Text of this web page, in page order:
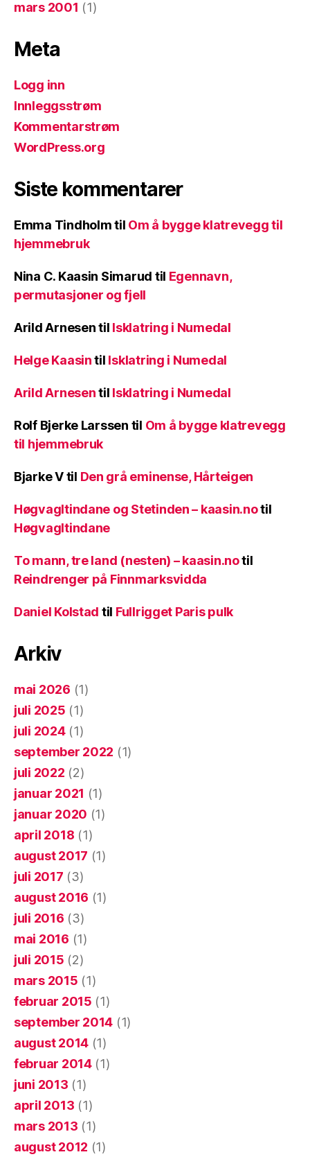
mars 2001 (1)
Meta
Logg inn
Innleggsstrøm
Kommentarstrøm
WordPress.org
Siste kommentarer
Emma Tindholmtil Om å bygge klatrevegg til
hjemmebruk
Nina C. Kaasin Simarud til Egennavn,
permutasjoner og fjell
Arild Arnesentil Isklatring i Numedal
Helge Kaasintil Isklatring i Numedal
Arild Arnesentil Isklatring i Numedal
Rolf Bjerke Larssen til Om å bygge klatrevegg
til hjemmebruk
Bjarke Vtil Den grå eminense, Hårteigen
Høgvagltindane og Stetinden – kaasin.notil
Høgvagltindane
To mann, tre land (nesten) – kaasin.notil
Reindrenger på Finnmarksvidda
Daniel Kolstad til Fullrigget Paris pulk
Arkiv
mai 2026 (1)
juli 2025 (1)
juli 2024(1)
september 2022 (1)
juli 2022 (2)
januar 2021 (1)
januar 2020 (1)
april 2018 (1)
august 2017 (1)
juli 2017 (3)
august 2016 (1)
juli 2016 (3)
mai 2016 (1)
juli 2015 (2)
mars 2015 (1)
februar 2015 (1)
september 2014 (1)
august 2014 (1)
februar 2014(1)
juni 2013 (1)
april 2013 (1)
mars 2013 (1)
august 2012 (1)